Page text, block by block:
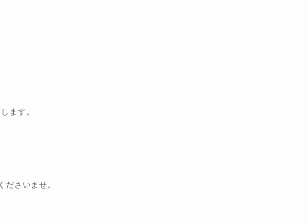
ます。
ださいませ。